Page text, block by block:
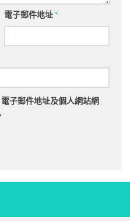
電子郵件地址*
子郵件地址及個人網站網